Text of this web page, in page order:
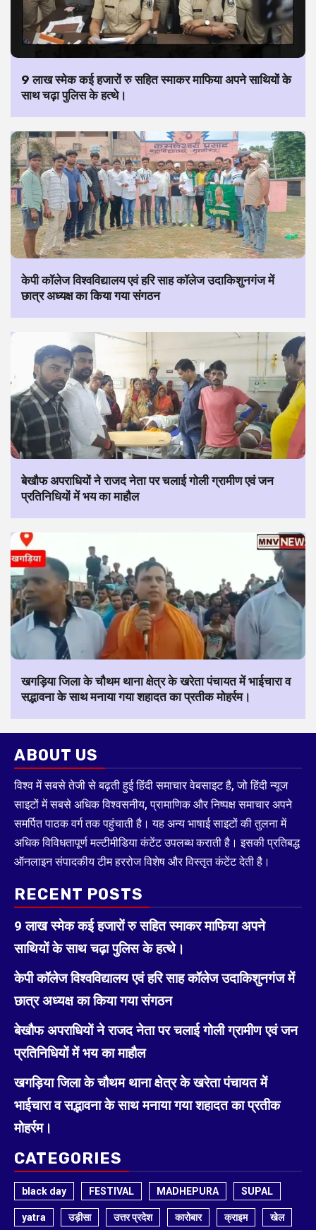
9 लाख स्मेक कई हजारों रु सहित स्माकर माफिया अपने साथियों के
साथ चढ़ा पुलिस के हत्थे।
केपी कॉलेज विश्वविद्यालय एवं हरि साह कॉलेज उदाकिशुनगंज में
छात्र अध्यक्ष का किया गया संगठन
बेखौफ अपराधियों ने राजद नेता पर चलाई गोली ग्रामीण एवं जन
प्रतिनिधियों में भय का माहौल
खगड़िया जिला के चौथम थाना क्षेत्र के खरेता पंचायत में भाईचारा व
सद्भावना के साथ मनाया गया शहादत का प्रतीक मोहर्रम।
ABOUT US
विश्व में सबसे तेजी से बढ़ती हुई हिंदी समाचार वेबसाइट है, जो हिंदी न्यूज
साइटों में सबसे अधिक विश्वसनीय, प्रामाणिक और निष्पक्ष समाचार अपने
समर्पित पाठक वर्ग तक पहुंचाती है। यह अन्य भाषाई साइटों की तुलना में
अधिक विविधतापूर्ण मल्टीमीडिया कंटेंट उपलब्ध कराती है। इसकी प्रतिबद्ध
ऑनलाइन संपादकीय टीम हररोज विशेष और विस्तृत कंटेंट देती है।
RECENT POSTS
9 लाख स्मेक कई हजारों रु सहित स्माकर माफिया अपने
साथियों के साथ चढ़ा पुलिस के हत्थे।
केपी कॉलेज विश्वविद्यालय एवं हरि साह कॉलेज उदाकिशुनगंज में
छात्र अध्यक्ष का किया गया संगठन
बेखौफ अपराधियों ने राजद नेता पर चलाई गोली ग्रामीण एवं जन
प्रतिनिधियों में भय का माहौल
खगड़िया जिला के चौथम थाना क्षेत्र के खरेता पंचायत में
भाईचारा व सद्भावना के साथ मनाया गया शहादत का प्रतीक
मोहर्रम।
CATEGORIES
black day FESTIVAL MADHEPURA SUPAL
yatra उड़ीसा उत्तर प्रदेश कारोबार क्राइम खेल